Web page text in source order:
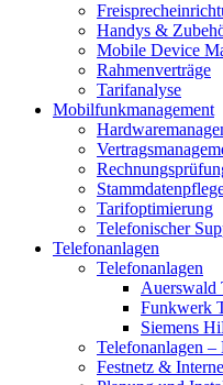
Handys &
Mobile Device
Rahmenverträge
Tarifanalyse
Mobilfunkmanagement
Tarifoptimierung
Telefonischer
Telefonanlagen
Telefonanlagen
Auerswald
Funkwerk
Siemens
Telefonanlagen
Festnetz &